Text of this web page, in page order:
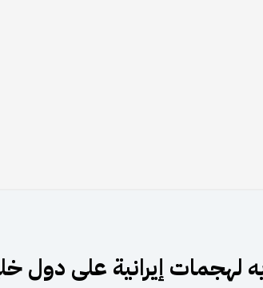
لهجمات إيرانية على دول